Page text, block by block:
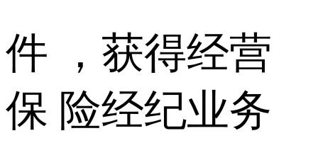
件 ，获得经营
保 险经纪业务